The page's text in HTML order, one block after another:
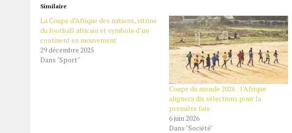
Similaire
La Coupe d’Afrique des nations, vitrine
du football africain et symbole d’un
continent en mouvement
29 décembre 2025
Dans "Sport"
Coupe du monde 2026 : l’Afrique
alignera dix sélections pour la
première fois
6 juin 2026
Dans "Société"